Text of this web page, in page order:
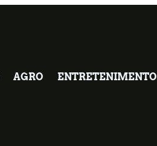
AGRO ENTRETENIMENTO